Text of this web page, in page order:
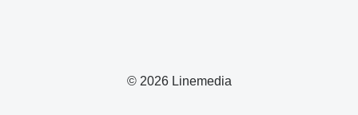
© 2026 Linemedia